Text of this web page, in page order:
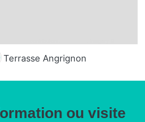
Terrasse Angrignon
ou visite